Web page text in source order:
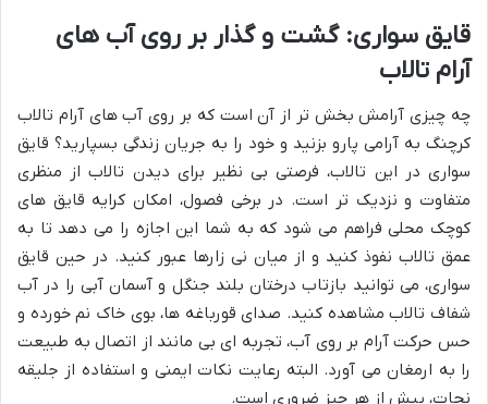
قایق سواری: گشت و گذار بر روی آب های
آرام تالاب
چه چیزی آرامش بخش تر از آن است که بر روی آب های آرام تالاب
کرچنگ به آرامی پارو بزنید و خود را به جریان زندگی بسپارید؟ قایق
سواری در این تالاب، فرصتی بی نظیر برای دیدن تالاب از منظری
متفاوت و نزدیک تر است. در برخی فصول، امکان کرایه قایق های
کوچک محلی فراهم می شود که به شما این اجازه را می دهد تا به
عمق تالاب نفوذ کنید و از میان نی زارها عبور کنید. در حین قایق
سواری، می توانید بازتاب درختان بلند جنگل و آسمان آبی را در آب
شفاف تالاب مشاهده کنید. صدای قورباغه ها، بوی خاک نم خورده و
حس حرکت آرام بر روی آب، تجربه ای بی مانند از اتصال به طبیعت
را به ارمغان می آورد. البته رعایت نکات ایمنی و استفاده از جلیقه
نجات، پیش از هر چیز ضروری است.